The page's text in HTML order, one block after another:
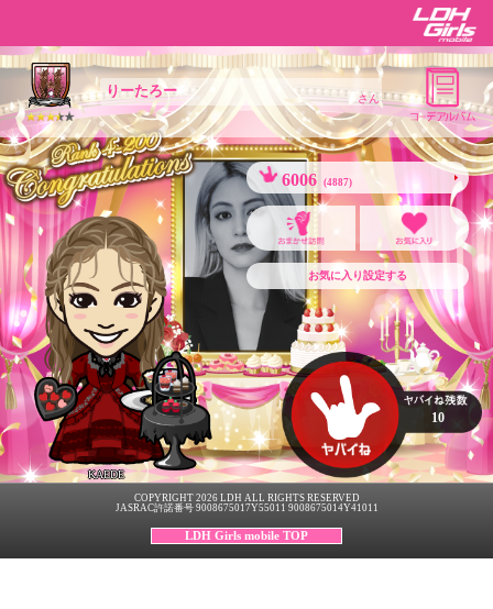
りーたろー さん
KAEDE
6006 (4887)
お気に入り設定する
10
COPYRIGHT 2026 LDH ALL RIGHTS RESERVED
JASRAC許諾番号 9008675017Y55011 9008675014Y41011
LDH Girls mobile TOP